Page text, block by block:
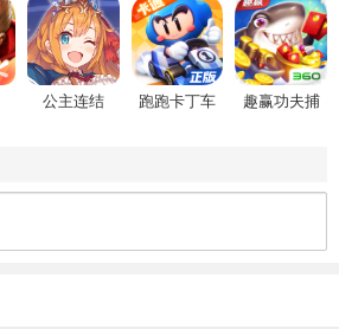
公主连结 跑跑卡丁车
趣赢功夫捕